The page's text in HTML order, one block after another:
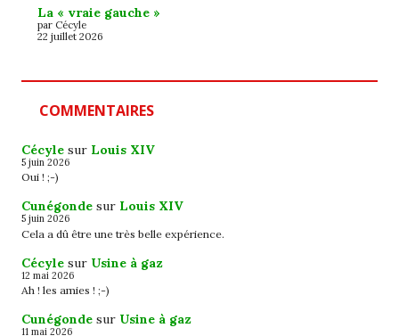
La « vraie gauche »
par Cécyle
22 juillet 2026
COMMENTAIRES
Cécyle sur Louis XIV
5 juin 2026
Oui ! ;-)
Cunégonde sur Louis XIV
5 juin 2026
Cela a dû être une très belle expérience.
Cécyle sur Usine à gaz
12 mai 2026
Ah ! les amies ! ;-)
Cunégonde sur Usine à gaz
11 mai 2026